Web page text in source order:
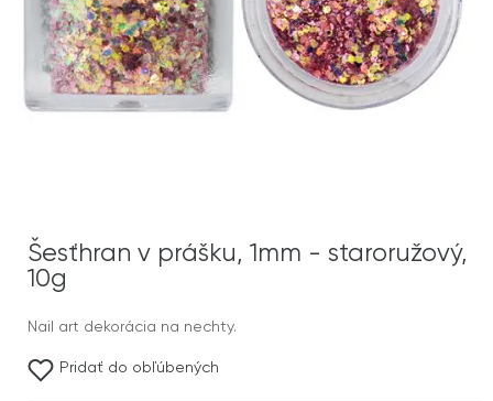
Šesťhran v prášku, 1mm - staroružový,
10g
Nail art dekorácia na nechty.
Pridať do obľúbených